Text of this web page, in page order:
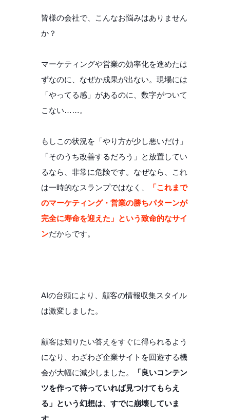
皆様の会社で、こんなお悩みはありません
か？
マーケティングや営業の効率化を進めたは
ずなのに、なぜか成果が出ない。現場には
「やってる感」があるのに、数字がついて
こない……。
もしこの状況を「やり方が少し悪いだけ」
「そのうち改善するだろう」と放置してい
るなら、非常に危険です。なぜなら、これ
は一時的なスランプではなく、
「これまで
のマーケティング・営業の勝ちパターンが
完全に寿命を迎えた」という致命的なサイ
ンだからです。
AIの台頭により、顧客の情報収集スタイル
は激変しました。
顧客は知りたい答えをすぐに得られるよう
になり、わざわざ企業サイトを回遊する機
会が大幅に減少しました。
「良いコンテン
ツを作って待っていれば見つけてもらえ
る」という幻想は、すでに崩壊していま